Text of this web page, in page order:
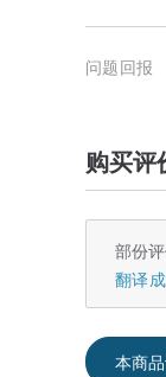
问题回报
购买评
部份
翻译
本商